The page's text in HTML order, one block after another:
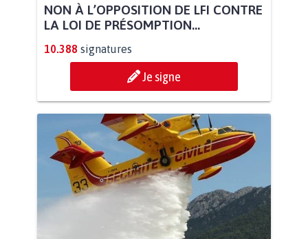
NON À L’OPPOSITION DE LFI CONTRE
LA LOI DE PRÉSOMPTION...
10.388 signatures
Je signe